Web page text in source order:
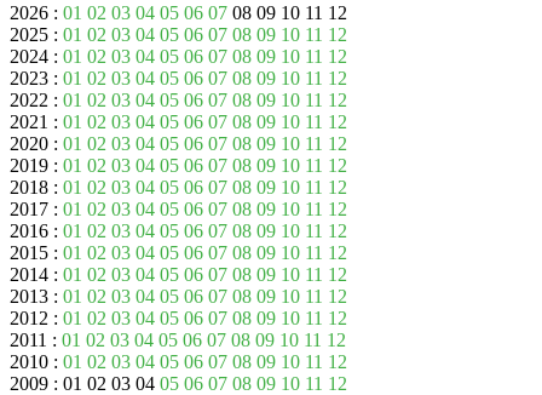
2026 : 01 02 03 04 05 06 07 08 09 10 11 12
2025 : 01 02 03 04 05 06 07 08 09 10 11 12
2024 : 01 02 03 04 05 06 07 08 09 10 11 12
2023 : 01 02 03 04 05 06 07 08 09 10 11 12
2022 : 01 02 03 04 05 06 07 08 09 10 11 12
2021 : 01 02 03 04 05 06 07 08 09 10 11 12
2020 : 01 02 03 04 05 06 07 08 09 10 11 12
2019 : 01 02 03 04 05 06 07 08 09 10 11 12
2018 : 01 02 03 04 05 06 07 08 09 10 11 12
2017 : 01 02 03 04 05 06 07 08 09 10 11 12
2016 : 01 02 03 04 05 06 07 08 09 10 11 12
2015 : 01 02 03 04 05 06 07 08 09 10 11 12
2014 : 01 02 03 04 05 06 07 08 09 10 11 12
2013 : 01 02 03 04 05 06 07 08 09 10 11 12
2012 : 01 02 03 04 05 06 07 08 09 10 11 12
2011 : 01 02 03 04 05 06 07 08 09 10 11 12
2010 : 01 02 03 04 05 06 07 08 09 10 11 12
2009 : 01 02 03 04 05 06 07 08 09 10 11 12